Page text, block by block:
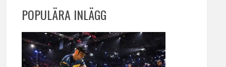
POPULÄRA INLÄGG